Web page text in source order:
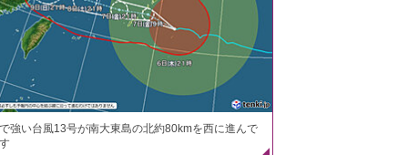
強い台風13号が南大東島の北約80kmを西に進んで